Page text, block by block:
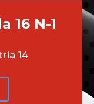
16 N-1
14